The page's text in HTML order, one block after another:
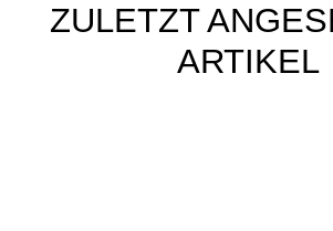
ZULETZT
ARTIKEL